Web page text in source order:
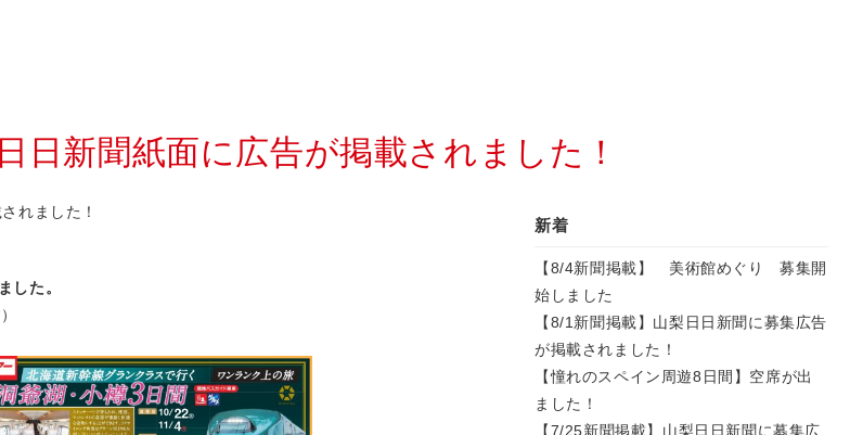
日新聞紙面に広告が掲載されました！
れました！
した。
新着
【8/4新聞掲載】 美術館めぐり 募集開
始しました
【8/1新聞掲載】山梨日日新聞に募集広告
が掲載されました！
【憧れのスペイン周遊8日間】空席が出
ました！
【7/25新聞掲載】山梨日日新聞に募集広